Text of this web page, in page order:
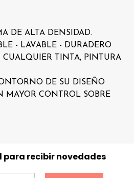
DE ALTA DENSIDAD.
- LAVABLE - DURADERO
CUALQUIER TINTA, PINTURA
DE SU DISEÑO
MAYOR CONTROL SOBRE
para recibir novedades